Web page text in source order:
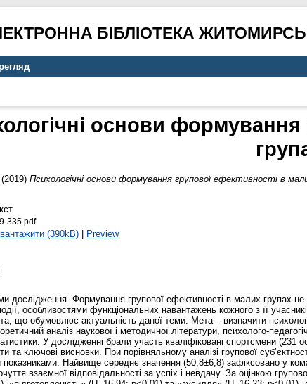
БІБЛІОТЕКА
основи
(2019) Психологічні основи формування групової ефективності в
335.pdf
(390kB)| Preview
дослідження. Формування групової ефективності в малих групах
особливостями функціональних навантажень кожного з її
що обумовлює актуальність даної теми. Мета – визначити
аналіз наукової і методичної літератури, психолого-
У дослідженні брали участь кваліфіковані спортсмени (231
та ключові висновки. При порівняльному аналізі групової
Найвище середнє значення (50,8±6,8) зафіксовано у
взаємної відповідальності за успіх і невдачу. За оцінкою